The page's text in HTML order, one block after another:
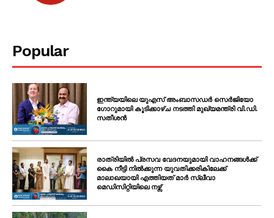
Popular
ഇന്ത്യയിലെ യുഎസ് അംബാസഡർ സെർജിയോ
ഗോറുമായി കൂടിക്കാഴ്ച നടത്തി മുഖ്യമന്ത്രി വി.ഡി.
സതീശൻ
രാത്രിയിൽ പ്രസവ വേദനയുമായി വാഹനങ്ങൾക്ക്
കൈ നീട്ടി നിൽക്കുന്ന യുവതിക്കരികിലേക്ക്
മാലാഖയായി എത്തിയത് മാർ സ്ലീവാ
മെഡിസിറ്റിയിലെ നഴ്സ്